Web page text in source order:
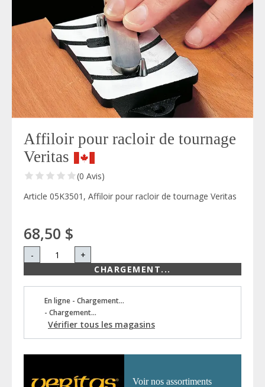
Affiloir pour racloir de tournage
Veritas
(0 Avis)
Article 05K3501, Affiloir pour racloir de tournage Veritas
68,50 $
-
+
CHARGEMENT...
En ligne - Chargement...
- Chargement...
Vérifier tous les magasins
Voir nos assortiments